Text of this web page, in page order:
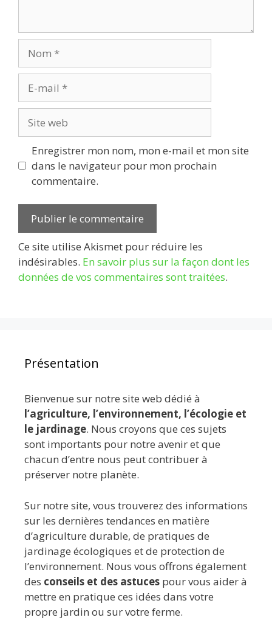
mail
web
Enregistrer mon nom, mon e-mail et mon site
dans le navigateur pour mon prochain
commentaire.
Ce site utilise Akismet pour réduire les
indésirables. En savoir plus sur la façon dont les
données de vos commentaires sont traitées.
Présentation
Bienvenue sur notre site web dédié à
l’agriculture, l’environnement, l’écologie et
le jardinage. Nous croyons que ces sujets
sont importants pour notre avenir et que
chacun d’entre nous peut contribuer à
préserver notre planète.
Sur notre site, vous trouverez des informations
sur les dernières tendances en matière
d’agriculture durable, de pratiques de
jardinage écologiques et de protection de
l’environnement. Nous vous offrons également
des conseils et des astuces pour vous aider à
mettre en pratique ces idées dans votre
propre jardin ou sur votre ferme.